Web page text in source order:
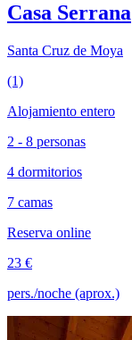
Casa Serrana
Santa Cruz de Moya
(1)
Alojamiento entero
2 - 8 personas
4 dormitorios
7 camas
Reserva online
23 €
pers./noche (aprox.)